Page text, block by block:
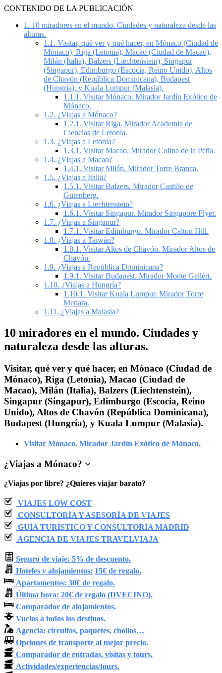
CONTENIDO DE LA PUBLICACIÓN
1. 10 miradores en el mundo. Ciudades y naturaleza desde las
alturas.
1.1. Visitar, qué ver y qué hacer, en Mónaco (Ciudad de
Mónaco), Riga (Letonia), Macao (Ciudad de Macao),
Milán (Italia), Balzers (Liechtenstein), Singapur
(Singapur), Edimburgo (Escocia, Reino Unido), Altos
de Chavón (República Dominicana), Budapest
(Hungría), y Kuala Lumpur (Malasia).
1.1.1. Visitar Mónaco. Mirador Jardín Exótico de
Mónaco.
1.2. ¿Viajas a Mónaco?
1.2.1. Visitar Riga. Mirador Academia de
Ciencias de Letonia.
1.3. ¿Viajas a Letonia?
1.3.1. Visitar Macao. Mirador Colina de la Peña.
1.4. ¿Viajas a Macao?
1.4.1. Visitar Milán. Mirador Torre Branca.
1.5. ¿Viajas a Italia?
1.5.1. Visitar Balzers. Mirador Castillo de
Gutenberg.
1.6. ¿Viajas a Liechtenstein?
1.6.1. Visitar Singapur. Mirador Singapore Flyer.
1.7. ¿Viajas a Singapur?
1.7.1. Visitar Edimburgo. Mirador Calton Hill.
1.8. ¿Viajas a Taiwán?
1.8.1. Visitar Altos de Chavón. Mirador Altos de
Chavón.
1.9. ¿Viajas a República Dominicana?
1.9.1. Visitar Budapest. Mirador Monte Gellért.
1.10. ¿Viajas a Hungría?
1.10.1. Visitar Kuala Lumpur. Mirador Torre
Menara.
1.11. ¿Viajas a Malasia?
10 miradores en el mundo. Ciudades y
naturaleza desde las alturas.
Visitar, qué ver y qué hacer, en Mónaco (Ciudad de
Mónaco), Riga (Letonia), Macao (Ciudad de
Macao), Milán (Italia), Balzers (Liechtenstein),
Singapur (Singapur), Edimburgo (Escocia, Reino
Unido), Altos de Chavón (República Dominicana),
Budapest (Hungría), y Kuala Lumpur (Malasia).
Visitar Mónaco. Mirador Jardín Exótico de Mónaco.
¿Viajas a Mónaco?
¿Viajas por libre? ¿Quieres viajar barato?
VIAJES LOW COST
CONSULTORÍA Y ASESORÍA DE VIAJES
GUÍA TURÍSTICO Y CONSULTORÍA MADRID
AGENCIA DE VIAJES TRAVELVIAJA
Seguro de viaje: 5% de descuento.
Hoteles y alojamientos: 15€ de regalo.
Apartamentos: 30€ de regalo.
Última hora: 20€ de regalo (DVECINO).
Comparador de alojamientos.
Vuelos a todos los destinos.
Agencia: circuitos, paquetes, chollos…
Opciones de transporte al mejor precio.
Comparador de entradas, visitas y tours.
Actividades/experiencias/tours.